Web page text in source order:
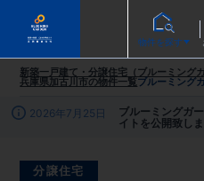
物件を探す
新築一戸建て・分譲住宅（ブルーミング
兵庫県加古川市の物件一覧ブルーミング
2026年7月25日
ブルーミングガ
イトを公開致しま
分譲住宅